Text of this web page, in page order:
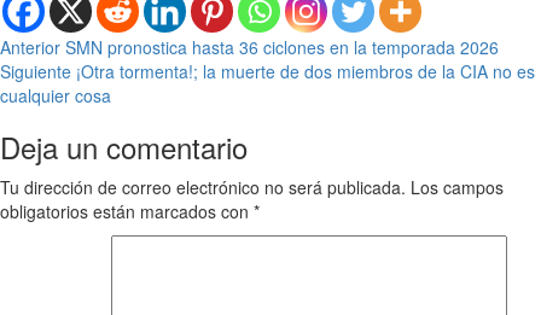
Anterior SMN pronostica hasta 36 ciclones en la temporada 2026
Siguiente ¡Otra tormenta!; la muerte de dos miembros de la CIA no es
cualquier cosa
Deja un comentario
Tu dirección de correo electrónico no será publicada. Los campos
obligatorios están marcados con *